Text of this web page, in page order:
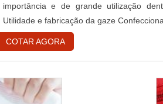
importância e de grande utilização
Utilidade e fabricação da gaze
gaze é um material: De grande
elasticidade; Possui tamanhos; Possui
COTAR AGORA